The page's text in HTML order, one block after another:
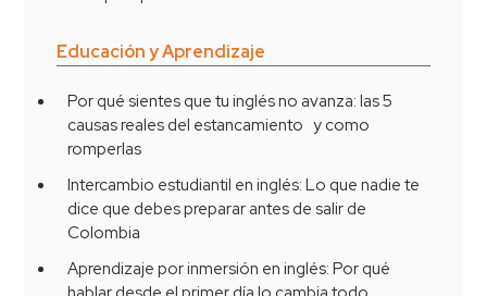
Educación y Aprendizaje
Por qué sientes que tu inglés no avanza: las 5
causas reales del estancamiento y como
romperlas
Intercambio estudiantil en inglés: Lo que nadie te
dice que debes preparar antes de salir de
Colombia
Aprendizaje por inmersión en inglés: Por qué